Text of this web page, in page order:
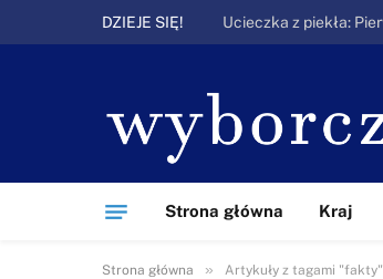
DZIEJE SIĘ!
Strona główna Kraj
Strona główna » Artykuły z tagami "fakty"